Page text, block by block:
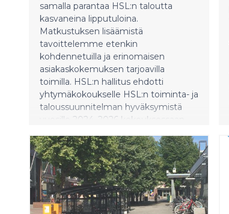
samalla parantaa HSL:n taloutta
kasvaneina lipputuloina.
Matkustuksen lisäämistä
tavoittelemme etenkin
kohdennetuilla ja erinomaisen
asiakaskokemuksen tarjoavilla
toimilla. HSL:n hallitus ehdotti
yhtymäkokoukselle HSL:n toiminta- ja
taloussuunnitelman hyväksymistä
vuosille 2024–2026 kokouksessaan